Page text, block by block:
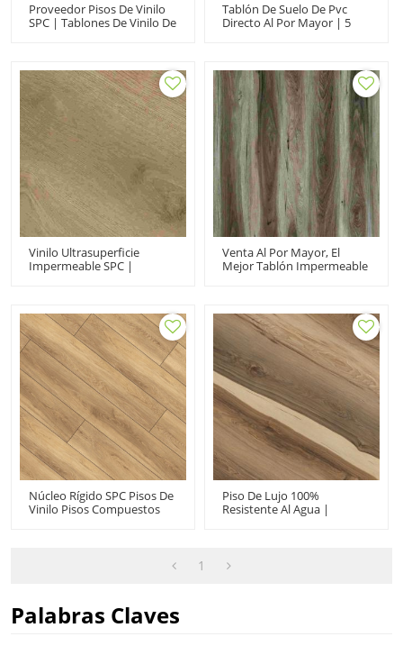
Proveedor Pisos De Vinilo
SPC | Tablones De Vinilo De
Tablón De Suelo De Pvc
Directo Al Por Mayor | 5
Vinilo Ultrasuperficie
Impermeable SPC |
Venta Al Por Mayor, El
Mejor Tablón Impermeable
Uso Comercial
Núcleo Rígido SPC Pisos De
Vinilo Pisos Compuestos
4.0mm/0.3mm 1.5mm IXPE
Piso De Lujo 100%
Resistente Al Agua |
Pisos De Clic
1
Palabras Claves